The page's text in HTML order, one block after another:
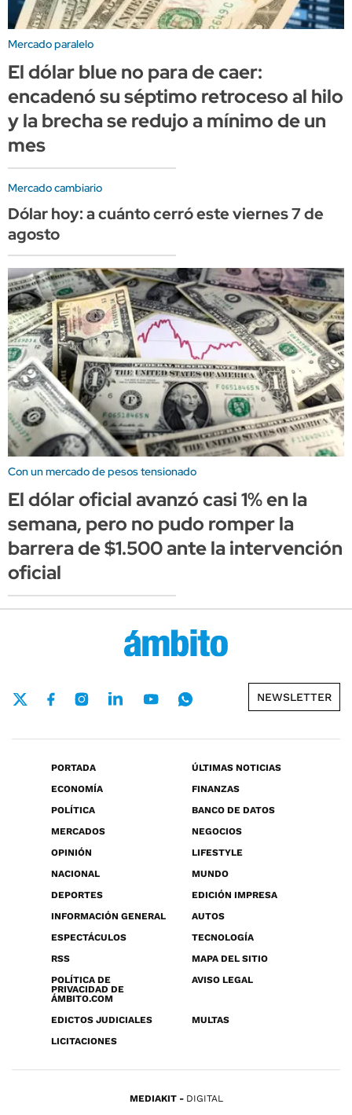
Mercado paralelo
El dólar blue no para de caer:
encadenó su séptimo retroceso al hilo
y la brecha se redujo a mínimo de un
mes
Mercado cambiario
Dólar hoy: a cuánto cerró este viernes 7 de
agosto
Con un mercado de pesos tensionado
El dólar oficial avanzó casi 1% en la
semana, pero no pudo romper la
barrera de $1.500 ante la intervención
oficial
NEWSLETTER
PORTADA
ÚLTIMAS NOTICIAS
ECONOMÍA
FINANZAS
POLÍTICA
BANCO DE DATOS
MERCADOS
NEGOCIOS
OPINIÓN
LIFESTYLE
NACIONAL
MUNDO
DEPORTES
EDICIÓN IMPRESA
INFORMACIÓN GENERAL
AUTOS
ESPECTÁCULOS
TECNOLOGÍA
RSS
MAPA DEL SITIO
POLÍTICA DE
PRIVACIDAD DE
ÁMBITO.COM
AVISO LEGAL
EDICTOS JUDICIALES
MULTAS
LICITACIONES
MEDIAKIT DIGITAL